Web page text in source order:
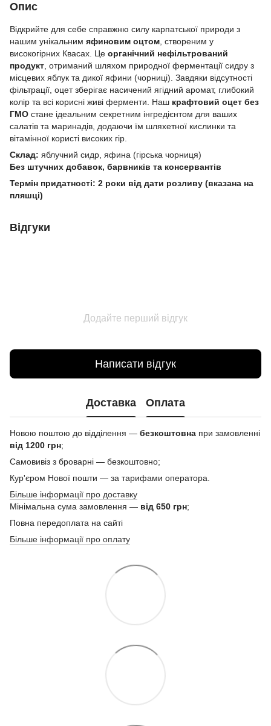
Опис
Відкрийте для себе справжню силу карпатської природи з
нашим унікальним яфиновим оцтом , створеним у
високогірних Квасах. Це органічний нефільтрований
продукт , отриманий шляхом природної ферментації сидру з
місцевих яблук та дикої яфини (чорниці). Завдяки відсутності
фільтрації, оцет зберігає насичений ягідний аромат, глибокий
колір та всі корисні живі ферменти. Наш крафтовий оцет без
ГМО стане ідеальним секретним інгредієнтом для ваших
салатів та маринадів, додаючи їм шляхетної кислинки та
вітамінної користі високих гір.
Склад: яблучний сидр, яфина (гірська чорниця)
Без штучних добавок, барвників та консервантів
Термін придатності: 2 роки від дати розливу (вказана на
пляшці)
Відгуки
Додайте перший відгук
Написати відгук
Доставка Оплата
Новою поштою до відділення — безкоштовна при замовленні
від 1200 грн;
Самовивіз з броварні — безкоштовно;
Кур'єром Нової пошти — за тарифами оператора.
Більше інформації про доставку
Мінімальна сума замовлення — від 650 грн;
Повна передоплата на сайті
Більше інформації про оплату